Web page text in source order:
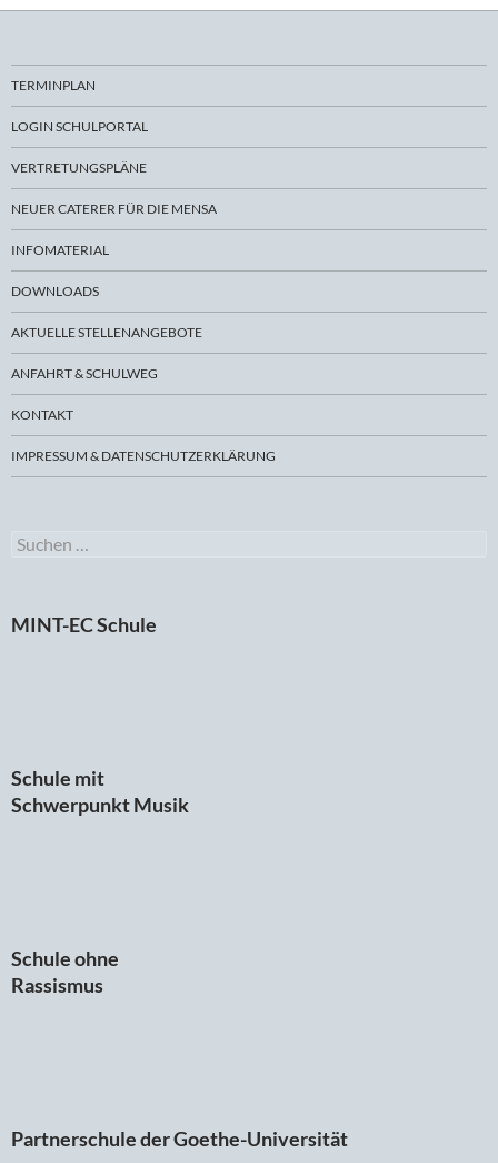
TERMINPLAN
LOGIN SCHULPORTAL
VERTRETUNGSPLÄNE
NEUER CATERER FÜR DIE MENSA
INFOMATERIAL
DOWNLOADS
AKTUELLE STELLENANGEBOTE
ANFAHRT & SCHULWEG
KONTAKT
IMPRESSUM & DATENSCHUTZERKLÄRUNG
Suchen
MINT-EC Schule
Schule mit
Schwerpunkt Musik
Schule ohne
Rassismus
Partnerschule der Goethe-Universität